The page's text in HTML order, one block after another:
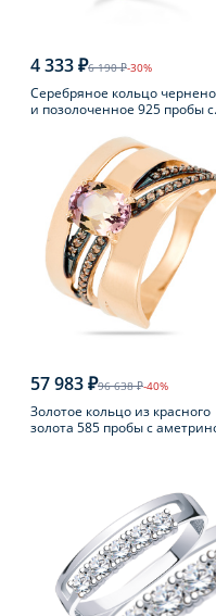
4 333 ₽6 190 ₽-30%
Серебряное кольцо
и позолоченное 925 пробы с
57 983 ₽96 638 ₽-40%
Золотое кольцо из красного
золота 585 пробы с